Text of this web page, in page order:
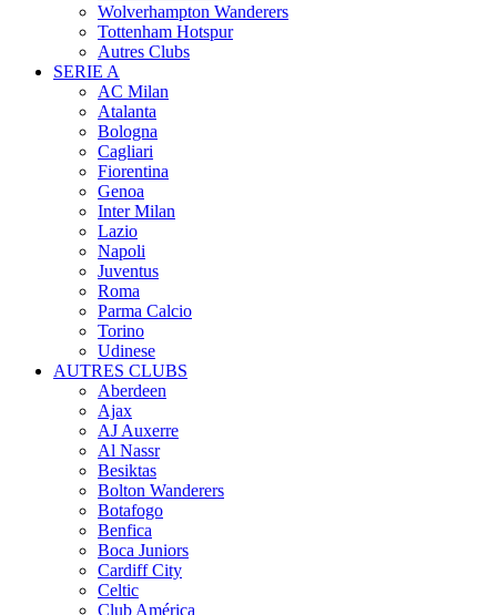
Wolverhampton Wanderers
Tottenham Hotspur
Autres Clubs
SERIE A
AC Milan
Atalanta
Bologna
Cagliari
Fiorentina
Genoa
Inter Milan
Lazio
Napoli
Juventus
Roma
Parma Calcio
Torino
Udinese
AUTRES CLUBS
Aberdeen
Ajax
AJ Auxerre
Al Nassr
Besiktas
Bolton Wanderers
Botafogo
Benfica
Boca Juniors
Cardiff City
Celtic
Club América